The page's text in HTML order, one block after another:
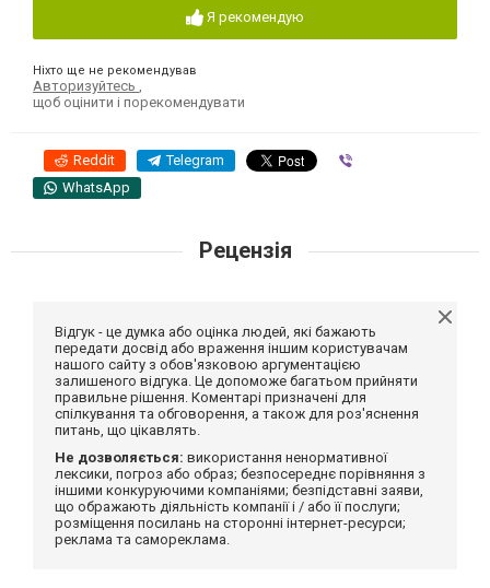
Я рекомендую
Ніхто ще не рекомендував
Авторизуйтесь ,
щоб оцінити і порекомендувати
Reddit Telegram
WhatsApp
Рецензія
Відгук - це думка або оцінка людей, які бажають
передати досвід або враження іншим користувачам
нашого сайту з обов'язковою аргументацією
залишеного відгука. Це допоможе багатьом прийняти
правильне рішення. Коментарі призначені для
спілкування та обговорення, а також для роз'яснення
питань, що цікавлять.
Не дозволяється: використання ненормативної
лексики, погроз або образ; безпосереднє порівняння з
іншими конкуруючими компаніями; безпідставні заяви,
що ображають діяльність компанії і / або її послуги;
розміщення посилань на сторонні інтернет-ресурси;
реклама та самореклама.